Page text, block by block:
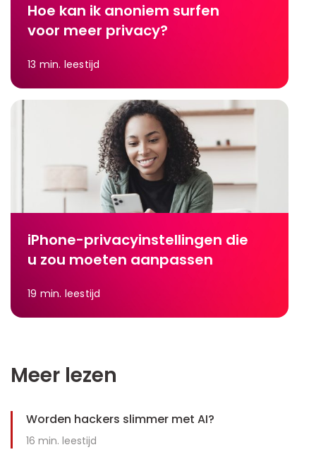
Hoe kan ik anoniem surfen
voor meer privacy?
13 min. leestijd
iPhone-privacyinstellingen die
u zou moeten aanpassen
19 min. leestijd
Meer lezen
Worden hackers slimmer met AI?
16 min. leestijd